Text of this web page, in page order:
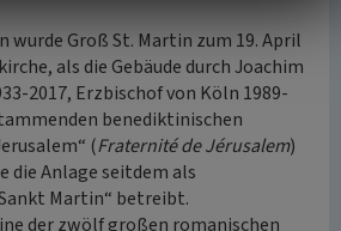
wurde Groß St. Martin zum 19. April
als die Gebäude durch Joachim
2017, Erzbischof von Köln 1989-
benediktinischen
(Fraternité de Jérusalem)
die Anlage seitdem als
Martin“ betreibt.
der zwölf großen romanischen